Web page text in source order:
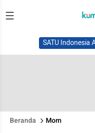
SATU Indonesia
Beranda Mom